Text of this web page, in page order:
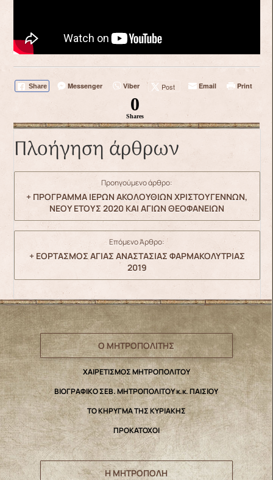
Share Messenger Viber Post Email Print
0
Shares
Πλοήγηση άρθρων
Προηγούμενο άρθρο:
+ ΠΡΟΓΡΑΜΜΑ ΙΕΡΩΝ ΑΚΟΛΟΥΘΙΩΝ ΧΡΙΣΤΟΥΓΕΝΝΩΝ,
ΝΕΟΥ ΕΤΟΥΣ 2020 ΚΑΙ ΑΓΙΩΝ ΘΕΟΦΑΝΕΙΩΝ
Επόμενο Άρθρο:
+ ΕΟΡΤΑΣΜΟΣ ΑΓΙΑΣ ΑΝΑΣΤΑΣΙΑΣ ΦΑΡΜΑΚΟΛΥΤΡΙΑΣ
2019
Ο ΜΗΤΡΟΠΟΛΙΤΗΣ
ΧΑΙΡΕΤΙΣΜΟΣ ΜΗΤΡΟΠΟΛΙΤΟΥ
ΒΙΟΓΡΑΦΙΚΟ ΣΕΒ. ΜΗΤΡΟΠΟΛΙΤΟΥ κ.κ. ΠΑΙΣΙΟΥ
ΤΟ ΚΗΡΥΓΜΑ ΤΗΣ ΚΥΡΙΑΚΗΣ
ΠΡΟΚΑΤΟΧΟΙ
Η ΜΗΤΡΟΠΟΛΗ